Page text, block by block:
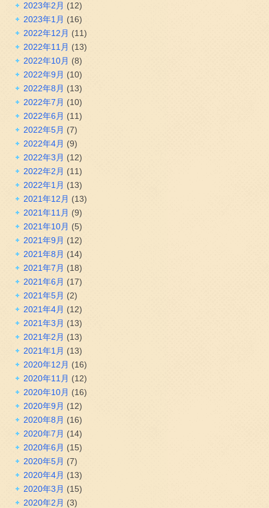
2023年2月 (12)
2023年1月 (16)
2022年12月 (11)
2022年11月 (13)
2022年10月 (8)
2022年9月 (10)
2022年8月 (13)
2022年7月 (10)
2022年6月 (11)
2022年5月 (7)
2022年4月 (9)
2022年3月 (12)
2022年2月 (11)
2022年1月 (13)
2021年12月 (13)
2021年11月 (9)
2021年10月 (5)
2021年9月 (12)
2021年8月 (14)
2021年7月 (18)
2021年6月 (17)
2021年5月 (2)
2021年4月 (12)
2021年3月 (13)
2021年2月 (13)
2021年1月 (13)
2020年12月 (16)
2020年11月 (12)
2020年10月 (16)
2020年9月 (12)
2020年8月 (16)
2020年7月 (14)
2020年6月 (15)
2020年5月 (7)
2020年4月 (13)
2020年3月 (15)
2020年2月 (3)